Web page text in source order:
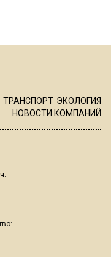
ТРАНСПОРТ ЭКОЛОГИЯ
НОВОСТИ КОМПАНИЙ